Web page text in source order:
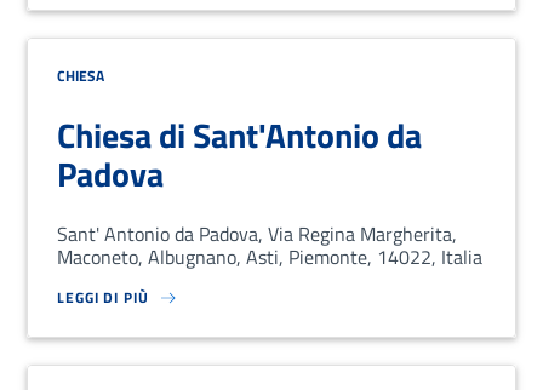
CHIESA
Chiesa di Sant'Antonio da
Padova
Sant' Antonio da Padova, Via Regina Margherita,
Maconeto, Albugnano, Asti, Piemonte, 14022, Italia
LEGGI DI PIÙ
SU LOREM IPSUM DOLOR SIT AMET, CONSECTETUR ADIPISCING